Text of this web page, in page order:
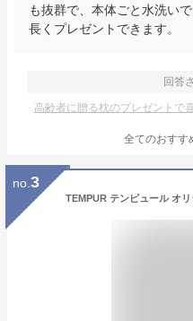
も抜群で、本体ごと水洗い
長くプレゼントできます。
回答
高齢者に贈る枕のプレゼントで
全てのおすす
no. 3